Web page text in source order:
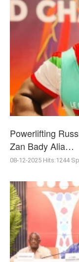
Powerlifting
Zan Bady Alia…
08-12-2025 Hits:1244